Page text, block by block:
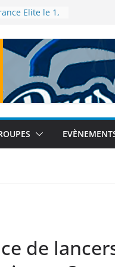
Elite le 1,
– Tour
le 12
à Tokyo
de semi-
14
de